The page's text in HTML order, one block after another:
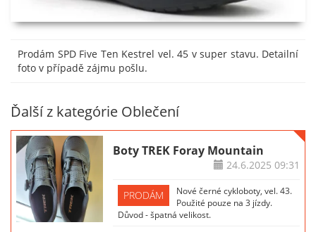
Prodám SPD Five Ten Kestrel vel. 45 v super stavu. Detailní
foto v případě zájmu pošlu.
Ďalší z kategórie Oblečení
Boty TREK Foray Mountain
24.6.2025 09:31
PRODÁM
Nové černé cykloboty, vel. 43.
Použité pouze na 3 jízdy.
Důvod - špatná velikost.